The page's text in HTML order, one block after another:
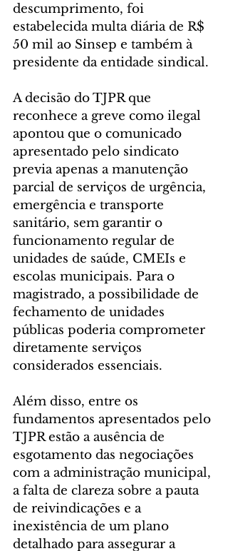
descumprimento, foi
estabelecida multa diária de R$
50 mil ao Sinsep e também à
presidente da entidade sindical.
A decisão do TJPR que
reconhece a greve como ilegal
apontou que o comunicado
apresentado pelo sindicato
previa apenas a manutenção
parcial de serviços de urgência,
emergência e transporte
sanitário, sem garantir o
funcionamento regular de
unidades de saúde, CMEIs e
escolas municipais. Para o
magistrado, a possibilidade de
fechamento de unidades
públicas poderia comprometer
diretamente serviços
considerados essenciais.
Além disso, entre os
fundamentos apresentados pelo
TJPR estão a ausência de
esgotamento das negociações
com a administração municipal,
a falta de clareza sobre a pauta
de reivindicações e a
inexistência de um plano
detalhado para assegurar a